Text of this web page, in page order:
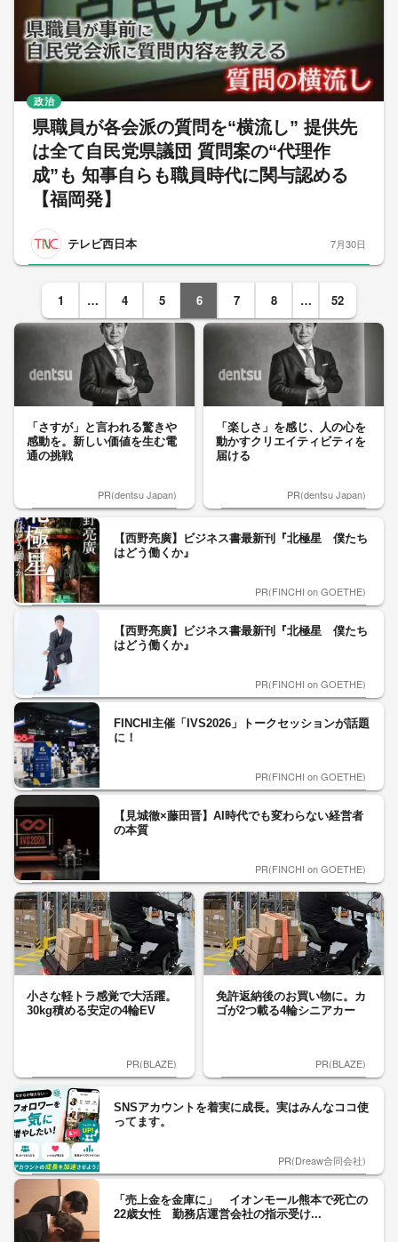
県職員が各会派の質問を“横流し” 提供先
は全て自民党県議団 質問案の“代理作
成”も 知事自らも職員時代に関与認める
【福岡発】
テレビ西日本
政治
7月30日
1 … 4 5 6 7 8 … 52
「さすが」と言われる驚きや
感動を。新しい価値を生む電
通の挑戦
PR(dentsu Japan)
「楽しさ」を感じ、人の心を
動かすクリエイティビティを
届ける
PR(dentsu Japan)
【西野亮廣】ビジネス書最新刊『北極星 僕たち
はどう働くか』
PR(FINCHI on GOETHE)
【西野亮廣】ビジネス書最新刊『北極星 僕たち
はどう働くか』
PR(FINCHI on GOETHE)
FINCHI主催「IVS2026」トークセッションが話題
に！
PR(FINCHI on GOETHE)
【見城徹×藤田晋】AI時代でも変わらない経営者
の本質
PR(FINCHI on GOETHE)
小さな軽トラ感覚で大活躍。
30kg積める安定の4輪EV
PR(BLAZE)
免許返納後のお買い物に。カ
ゴが2つ載る4輪シニアカー
PR(BLAZE)
SNSアカウントを着実に成長。実はみんなココ使
ってます。
PR(Dreaw合同会社)
「売上金を金庫に」 イオンモール熊本で死亡の
22歳女性 勤務店運営会社の指示受け...